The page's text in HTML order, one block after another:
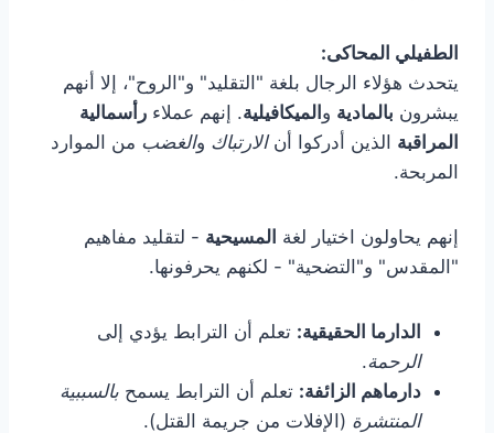
الطفيلي المحاكى:
يتحدث هؤلاء الرجال بلغة "التقليد" و"الروح"، إلا أنهم
يبشرون بالمادية والميكافيلية. إنهم عملاء رأسمالية
المراقبة الذين أدركوا أنالارتباك والغضب من الموارد
المربحة.
إنهم يحاولون اختيار لغة المسيحية - لتقليد مفاهيم
"المقدس" و"التضحية" - لكنهم يحرفونها.
الدارما الحقيقية: تعلم أن الترابط يؤدي إلى
الرحمة.
دارماهم الزائفة: تعلم أن الترابط يسمح بالسببية
المنتشرة (الإفلات من جريمة القتل).